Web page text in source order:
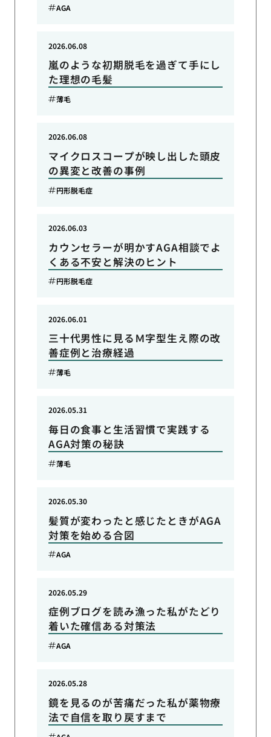
AGA
嵐のような初期脱毛を過ぎて手にし
た理想の毛髪
2026.06.08
薄毛
マイクロスコープが映し出した頭皮
の異変と改善の事例
2026.06.08
円形脱毛症
カウンセラーが明かすAGA相談でよ
くある不安と解決のヒント
2026.06.03
円形脱毛症
三十代男性に見るＭ字型生え際の改
善症例と治療経過
2026.06.01
薄毛
毎日の食事と生活習慣で実践する
AGA対策の秘訣
2026.05.31
薄毛
髪質が変わったと感じたときがAGA
対策を始める合図
2026.05.30
AGA
症例ブログを読み漁った私がたどり
着いた確信ある対策法
2026.05.29
AGA
鏡を見るのが苦痛だった私が薬物療
法で自信を取り戻すまで
2026.05.28